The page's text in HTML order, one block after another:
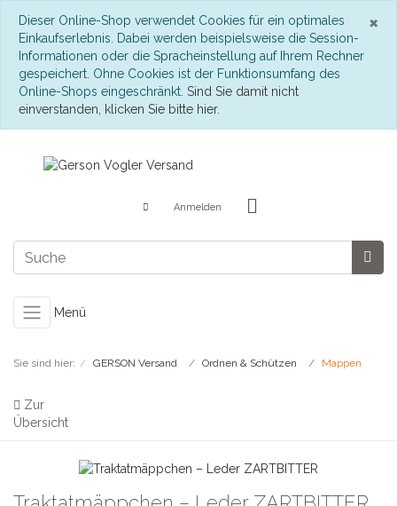
×
Dieser Online-Shop verwendet Cookies für ein optimales
Einkaufserlebnis. Dabei werden beispielsweise die Session-
Informationen oder die Spracheinstellung auf Ihrem Rechner
gespeichert. Ohne Cookies ist der Funktionsumfang des
Online-Shops eingeschränkt. Sind Sie damit nicht
einverstanden, klicken Sie bitte hier.
Anmelden
Menü
Sie sind hier: GERSON Versand Ordnen & Schützen Mappen
Zur
Übersicht